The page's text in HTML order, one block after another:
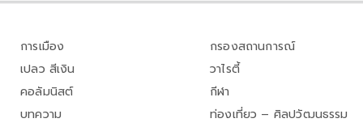
การเมือง
เปลว สีเงิน
คอลัมนิสต์
บทความ
กรองสถานการณ์
วาไรตี้
กีฬา
ท่องเที่ยว – ศิลปวัฒนธรรม